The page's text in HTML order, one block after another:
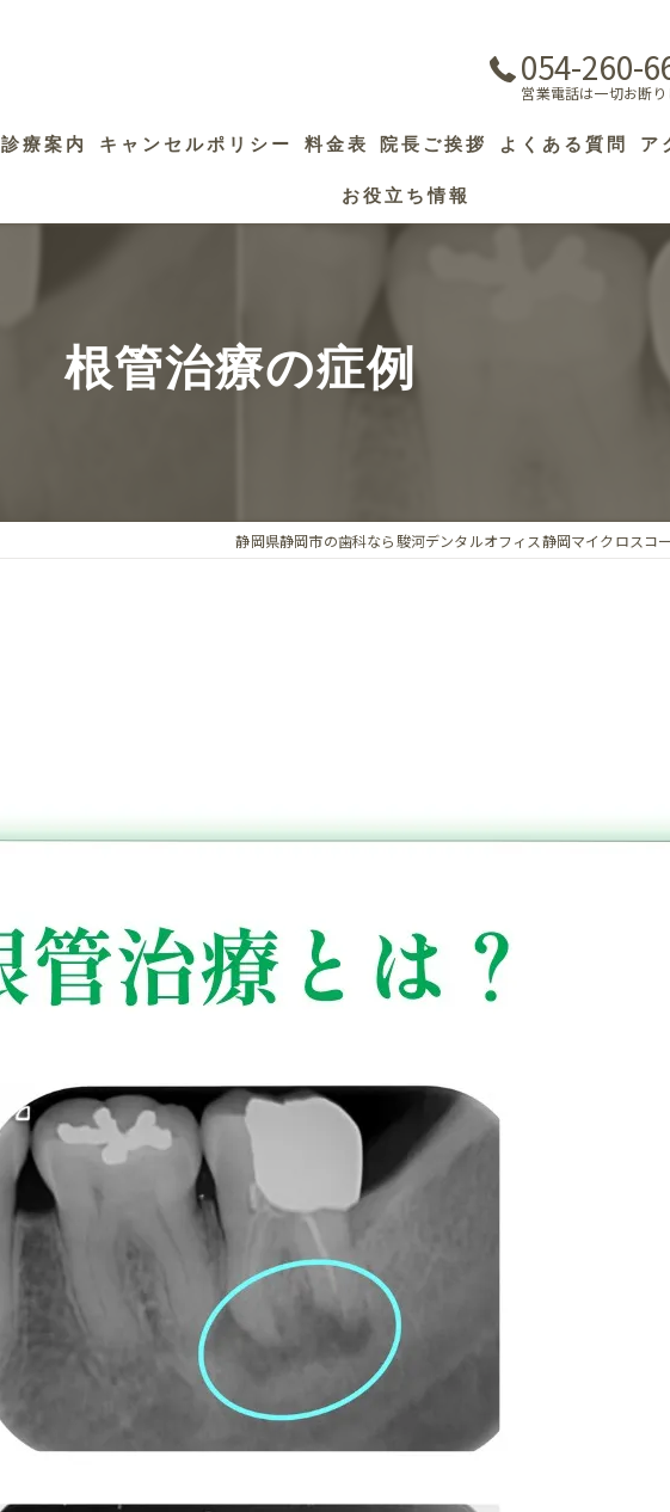
054-260-
営業電話は一切お断
診療案内
歯髄保存療法
審美修復治療
保険歯科診療
キャンセルポリシー 料金表 院長ご挨拶 よくある質問 ア
お役立ち情報
根管治療の症例
静岡県静岡市の歯科なら駿河デンタルオフィス静岡マイクロスコ